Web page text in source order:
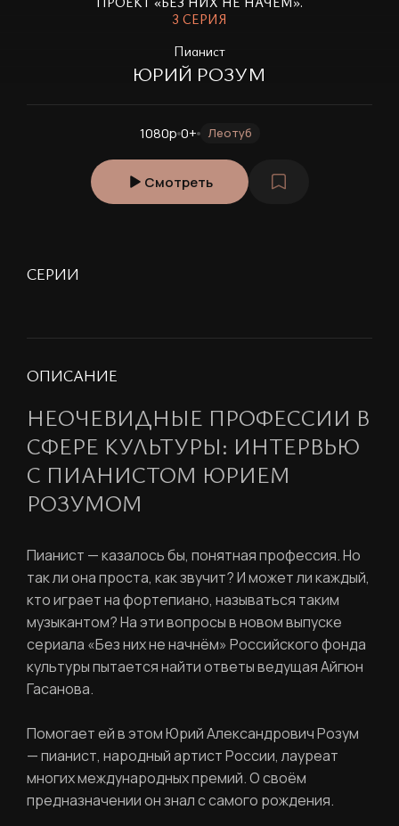
3 СЕРИЯ
Пианист
ЮРИЙ РОЗУМ
1080p 0+ Леотуб
Смотреть
СЕРИИ
ОПИСАНИЕ
НЕОЧЕВИДНЫЕ ПРОФЕССИИ В
СФЕРЕ КУЛЬТУРЫ: ИНТЕРВЬЮ
С ПИАНИСТОМ ЮРИЕМ
РОЗУМОМ
Пианист — казалось бы, понятная профессия. Но
так ли она проста, как звучит? И может ли каждый,
кто играет на фортепиано, называться таким
музыкантом? На эти вопросы в новом выпуске
сериала «Без них не начнём» Российского фонда
культуры пытается найти ответы ведущая Айгюн
Гасанова.
Помогает ей в этом Юрий Александрович Розум
— пианист, народный артист России, лауреат
многих международных премий. О своём
предназначении он знал с самого рождения.